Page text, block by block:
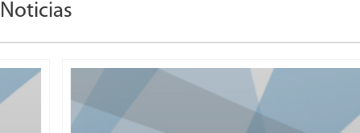
Noticias